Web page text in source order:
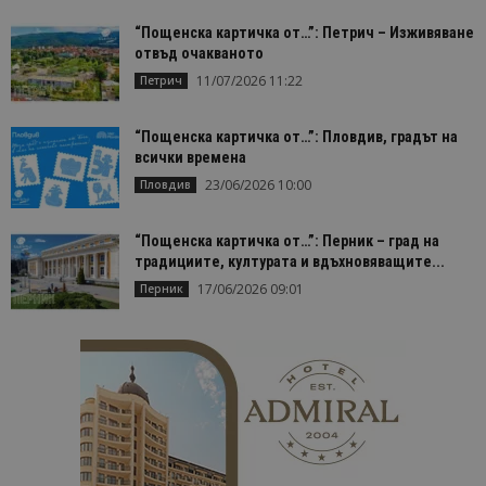
“Пощенска картичка от…”: Петрич – Изживяване
отвъд очакваното
Петрич 11/07/2026 11:22
“Пощенска картичка от…”: Пловдив, градът на
всички времена
Пловдив 23/06/2026 10:00
“Пощенска картичка от…”: Перник – град на
традициите, културата и вдъхновяващите...
Перник 17/06/2026 09:01
на
is_unique
StatCounter
Ltd
.statcounter.com
1 година
1 месец
Тази
е зададена
посетител.
_ga_B09EBBY8PY
.bgtourism.bg
1 година
Тази
_ga_WXPDN4HSCV
.bgtourism.bg
1 година
1 месец